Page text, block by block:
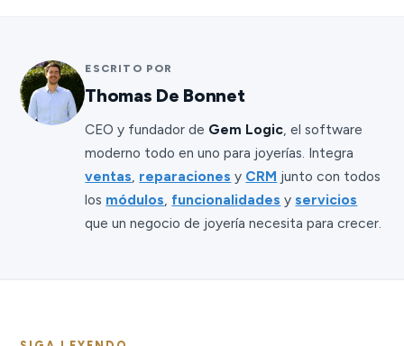
ESCRITO POR
Thomas De Bonnet
CEO y fundador de Gem Logic, el software
moderno todo en uno para joyerías. Integra
ventas, reparaciones y CRM junto con todos
los módulos, funcionalidades yservicios
que un negocio de joyería necesita para crecer.